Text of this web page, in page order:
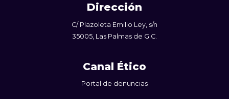
Dirección
C/ Plazoleta Emilio Ley, s/n
35005, Las Palmas de G.C.
Canal Ético
Portal de denuncias